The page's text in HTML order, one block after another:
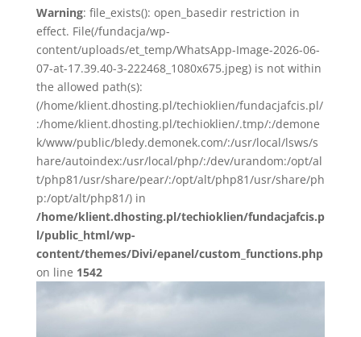
Warning: file_exists(): open_basedir restriction in
effect. File(/fundacja/wp-
content/uploads/et_temp/WhatsApp-Image-2026-06-
07-at-17.39.40-3-222468_1080x675.jpeg) is not within
the allowed path(s):
(/home/klient.dhosting.pl/techioklien/fundacjafcis.pl/
:/home/klient.dhosting.pl/techioklien/.tmp/:/demone
k/www/public/bledy.demonek.com/:/usr/local/lsws/s
hare/autoindex:/usr/local/php/:/dev/urandom:/opt/al
t/php81/usr/share/pear/:/opt/alt/php81/usr/share/ph
p:/opt/alt/php81/) in
/home/klient.dhosting.pl/techioklien/fundacjafcis.p
l/public_html/wp-
content/themes/Divi/epanel/custom_functions.php
on line 1542